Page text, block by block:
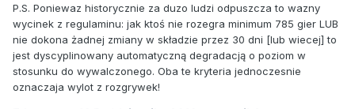
P.S. Poniewaz historycznie za duzo ludzi odpuszcza to wazny
wycinek z regulaminu: jak ktoś nie rozegra minimum 785 gier LUB
nie dokona żadnej zmiany w składzie przez 30 dni [lub wiecej] to
jest dyscyplinowany automatyczną degradacją o poziom w
stosunku do wywalczonego. Oba te kryteria jednoczesnie
oznaczaja wylot z rozgrywek!